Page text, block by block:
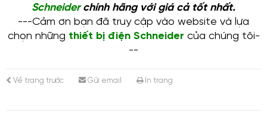
Schneiderchính hãng với giá cả tốt nhất.
---Cảm ơn bạn đã truy cập vào website và lựa
chọn những thiết bị điện Schneider của chúng tôi-
--
Về trang trước Gửi email In trang